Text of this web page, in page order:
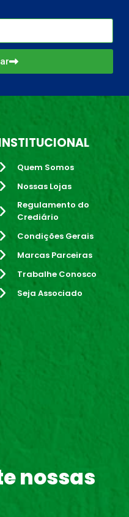
Quem Somos
Nossas Lojas
Regulamento do
Crediário
Condições Gerais
Marcas Parceiras
Trabalhe Conosco
Seja Associado
nossas